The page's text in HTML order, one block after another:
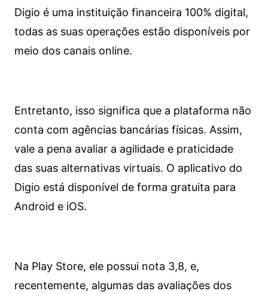
Digio é uma instituição financeira 100% digital,
todas as suas operações estão disponíveis por
meio dos canais online.
Entretanto, isso significa que a plataforma não
conta com agências bancárias físicas. Assim,
vale a pena avaliar a agilidade e praticidade
das suas alternativas virtuais. O aplicativo do
Digio está disponível de forma gratuita para
Android e iOS.
Na Play Store, ele possui nota 3,8, e,
recentemente, algumas das avaliações dos